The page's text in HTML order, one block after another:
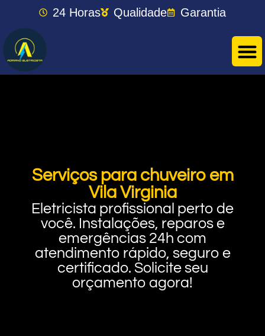
24 Horas Qualidade Garantia
Serviços para chuveiro em
Vila Virginia
Eletricista profissional perto de
você. Instalações, reparos e
emergências 24h com
atendimento rápido, seguro e
certificado. Solicite seu
orçamento agora!